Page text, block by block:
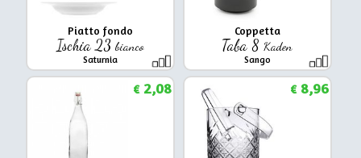
Piatto fondo
Ischia 23 bianco
Saturnia
Coppetta
Taba 8 Kaden
Sango
€2,08 €8,96